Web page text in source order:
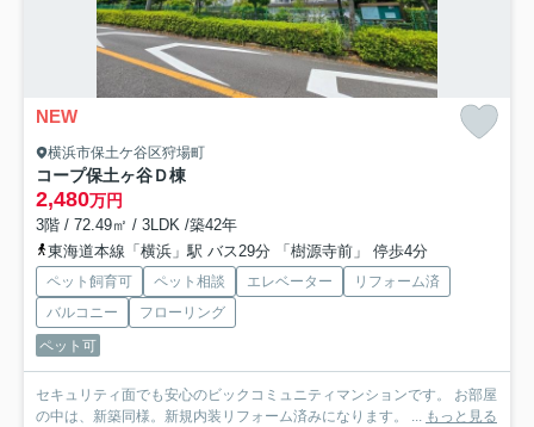
NEW
横浜市保土ケ谷区狩場町
コープ保土ヶ谷Ｄ棟
2,480万円
3階 / 72.49㎡ / 3LDK /築42年
東海道本線「横浜」駅 バス29分 「樹源寺前」 停歩4分
ペット飼育可 ペット相談 エレベーター
リフォーム済
バルコニー
フローリング
ペット可
セキュリティ面でも安心のビックコミュニティマンションです。 お部屋
の中は、新築同様。新規内装リフォーム済みになります。 ... もっと見る